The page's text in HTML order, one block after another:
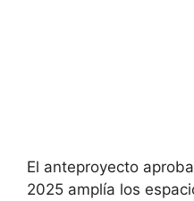
El anteproyecto
2025 amplía los